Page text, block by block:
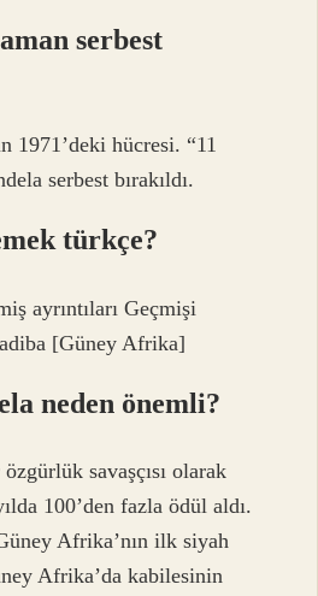
serbest
1971’deki hücresi. “11
serbest bırakıldı.
türkçe?
ayrıntıları Geçmişi
[Güney Afrika]
neden önemli?
savaşçısı olarak
100’den fazla ödül aldı.
Afrika’nın ilk siyah
Afrika’da kabilesinin